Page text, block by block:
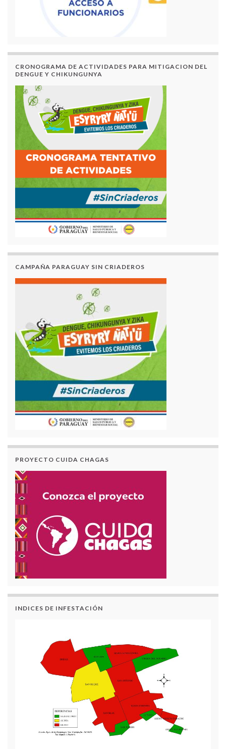
CRONOGRAMA DE ACTIVIDADES PARA MITIGACION DEL
DENGUE Y CHIKUNGUNYA
CAMPAÑA PARAGUAY SIN CRIADEROS
PROYECTO CUIDA CHAGAS
INDICES DE INFESTACIÓN